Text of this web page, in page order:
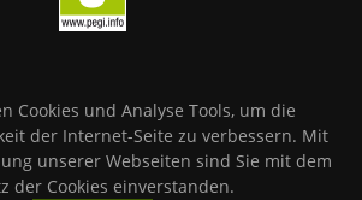
Cookies und Analyse Tools, um die
der Internet-Seite zu verbessern. Mit
unserer Webseiten sind Sie mit dem
der Cookies einverstanden.